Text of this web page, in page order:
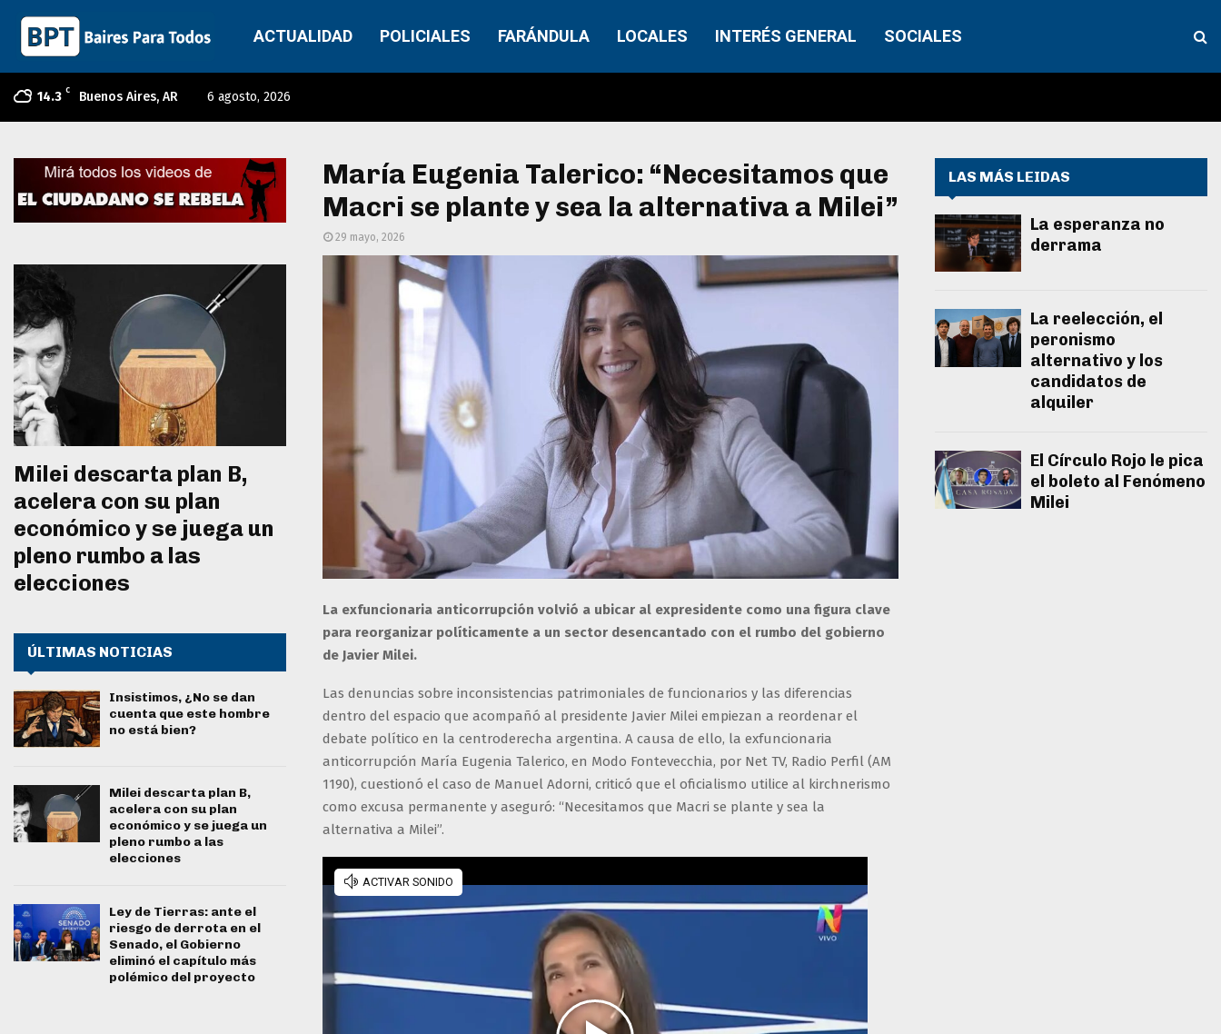
ACTUALIDAD POLICIALES FARÁNDULA LOCALES INTERÉS GENERAL SOCIALES
14.3 C Buenos Aires, AR 6 agosto, 2026
María Eugenia Talerico: “Necesitamos que
Macri se plante y sea la alternativa a Milei”
29 mayo, 2026
La exfuncionaria anticorrupción volvió a ubicar al expresidente como una figura clave
para reorganizar políticamente a un sector desencantado con el rumbo del gobierno
de Javier Milei.
Las denuncias sobre inconsistencias patrimoniales de funcionarios y las diferencias
dentro del espacio que acompañó al presidente Javier Milei empiezan a reordenar el
debate político en la centroderecha argentina. A causa de ello, la exfuncionaria
anticorrupción María Eugenia Talerico, en Modo Fontevecchia, por Net TV, Radio Perfil (AM
1190), cuestionó el caso de Manuel Adorni, criticó que el oficialismo utilice al kirchnerismo
como excusa permanente y aseguró: “Necesitamos que Macri se plante y sea la
alternativa a Milei”.
Milei descarta plan B,
acelera con su plan
económico y se juega un
pleno rumbo a las
elecciones
ÚLTIMAS NOTICIAS
Insistimos, ¿No se dan
cuenta que este hombre
no está bien?
Milei descarta plan B,
acelera con su plan
económico y se juega un
pleno rumbo a las
elecciones
Ley de Tierras: ante el
riesgo de derrota en el
Senado, el Gobierno
eliminó el capítulo más
polémico del proyecto
LAS MÁS LEIDAS
La esperanza no
derrama
La reelección, el
peronismo
alternativo y los
candidatos de
alquiler
El Círculo Rojo le pica
el boleto al Fenómeno
Milei